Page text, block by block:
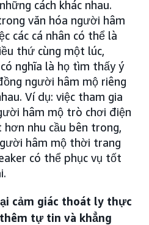
cách khác nhau.
văn hóa người hâm
các cá nhân có thể là
thứ cùng một lúc,
nghĩa là họ tìm thấy ý
người hâm mộ riêng
Ví dụ: việc tham gia
hâm mộ trò chơi điện
nhu cầu bên trong,
hâm mộ thời trang
có thể phục vụ tốt
cảm giác thoát ly thực
tự tin và khẳng